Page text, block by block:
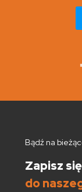
Bądź na
Zapisz się
do